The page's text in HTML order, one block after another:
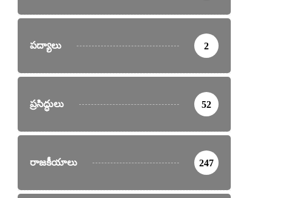
పద్యాలు 2
ప్రసిద్ధులు 52
రాజకీయాలు 247